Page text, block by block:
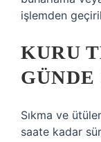
işlemden
KURU
Sıkma ve
saate kadar